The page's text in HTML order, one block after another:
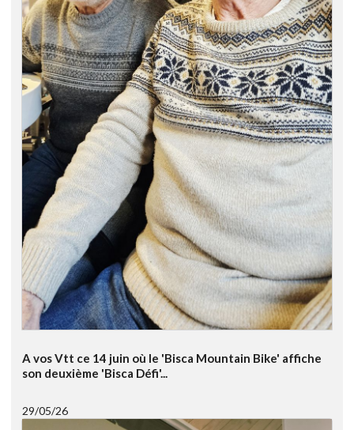
A vos Vtt ce 14 juin où le 'Bisca Mountain Bike' affiche
son deuxième 'Bisca Défi'...
29/05/26